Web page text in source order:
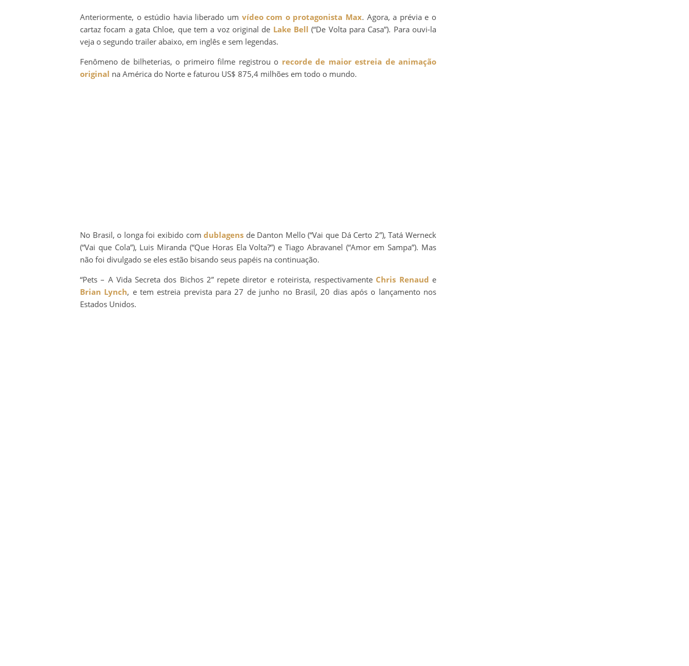
Anteriormente, o estúdio havia liberado um vídeo com o protagonista Max. Agora, a prévia e o
cartaz focam a gata Chloe, que tem a voz original de Lake Bell (“De Volta para Casa”). Para ouvi-la
veja o segundo trailer abaixo, em inglês e sem legendas.
Fenômeno de bilheterias, o primeiro filme registrou o recorde de maior estreia de animação
original na América do Norte e faturou US$ 875,4 milhões em todo o mundo.
No Brasil, o longa foi exibido comdublagens de Danton Mello (“Vai que Dá Certo 2”), Tatá Werneck
(“Vai que Cola”), Luis Miranda (“Que Horas Ela Volta?”) e Tiago Abravanel (“Amor em Sampa”). Mas
não foi divulgado se eles estão bisando seus papéis na continuação.
“Pets – A Vida Secreta dos Bichos 2” repete diretor e roteirista, respectivamente Chris Renaud e
Brian Lynch, e tem estreia prevista para 27 de junho no Brasil, 20 dias após o lançamento nos
Estados Unidos.